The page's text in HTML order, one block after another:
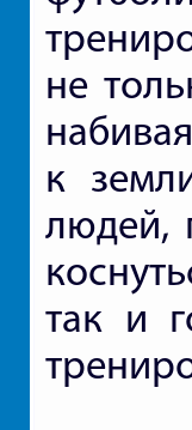
не
к
людей,
так и